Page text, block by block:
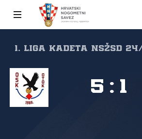
1. liga kadeta NSŽSD
5 : 1